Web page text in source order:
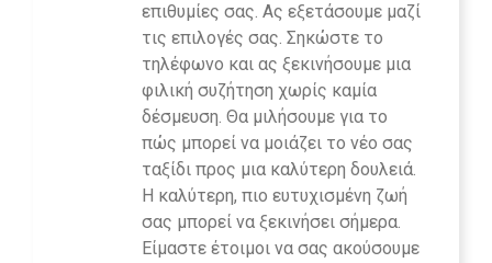
επιθυμίες σας. Ας εξετάσουμε μαζί
τις επιλογές σας. Σηκώστε το
τηλέφωνο και ας ξεκινήσουμε μια
φιλική συζήτηση χωρίς καμία
δέσμευση. Θα μιλήσουμε για το
πώς μπορεί να μοιάζει το νέο σας
ταξίδι προς μια καλύτερη δουλειά.
Η καλύτερη, πιο ευτυχισμένη ζωή
σας μπορεί να ξεκινήσει σήμερα.
Είμαστε έτοιμοι να σας ακούσουμε